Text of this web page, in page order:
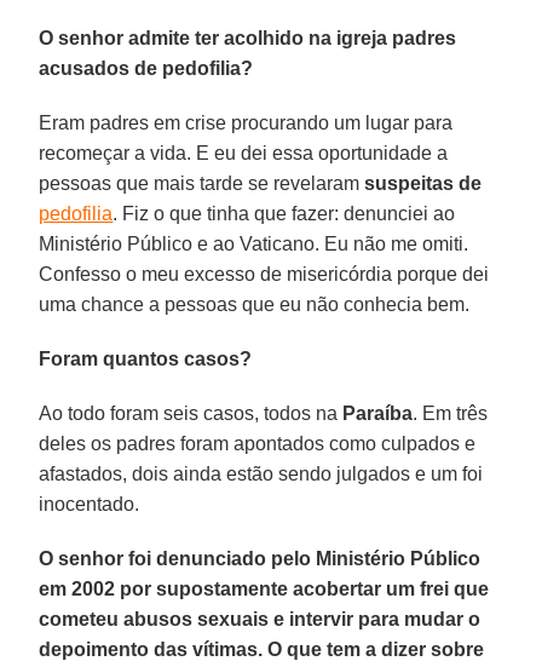
O senhor admite ter acolhido na igreja padres
acusados de pedofilia?
Eram padres em crise procurando um lugar para
recomeçar a vida. E eu dei essa oportunidade a
pessoas que mais tarde se revelaramsuspeitas de
pedofilia. Fiz o que tinha que fazer: denunciei ao
Ministério Público e ao Vaticano. Eu não me omiti.
Confesso o meu excesso de misericórdia porque dei
uma chance a pessoas que eu não conhecia bem.
Foram quantos casos?
Ao todo foram seis casos, todos na Paraíba. Em três
deles os padres foram apontados como culpados e
afastados, dois ainda estão sendo julgados e um foi
inocentado.
O senhor foi denunciado pelo Ministério Público
em 2002 por supostamente acobertar um frei que
cometeu abusos sexuais e intervir para mudar o
depoimento das vítimas. O que tem a dizer sobre